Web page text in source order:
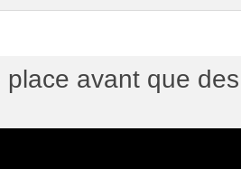
place avant que des